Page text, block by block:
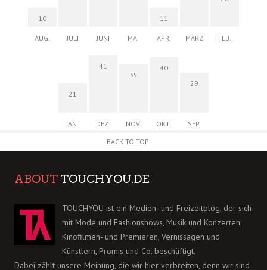
10
AUG. JULI JUNI MAI
11
APR. MÄRZ FEB.
21
JAN.
41
DEZ.
35
NOV.
40
OKT.
29
SEP.
BACK TO TOP
ABOUT TOUCHYOU.DE
TOUCHYOU ist ein Medien- und Freizeitblog, der sich
mit Mode und Fashionshows, Musik und Konzerten,
Kinofilmen- und Premieren, Vernissagen und
Künstlern, Promis und Co. beschäftigt.
Dabei zählt unsere Meinung, die wir hier verbreiten, denn wir sind